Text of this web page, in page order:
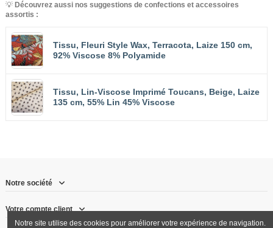
💡 Découvrez aussi nos suggestions de confections et accessoires
assortis :
Tissu, Fleuri Style Wax, Terracota, Laize 150 cm,
92% Viscose 8% Polyamide
Tissu, Lin-Viscose Imprimé Toucans, Beige, Laize
135 cm, 55% Lin 45% Viscose
Notre société
Votre compte client
Notre site utilise des cookies pour améliorer votre expérience de navigation.